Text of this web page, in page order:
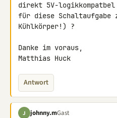
direkt 5V-logikkompatbel
für diese Schaltaufgabe
Kühlkörper!) ?
Danke im voraus,
Matthias Huck
Antwort
J johnny.mGast